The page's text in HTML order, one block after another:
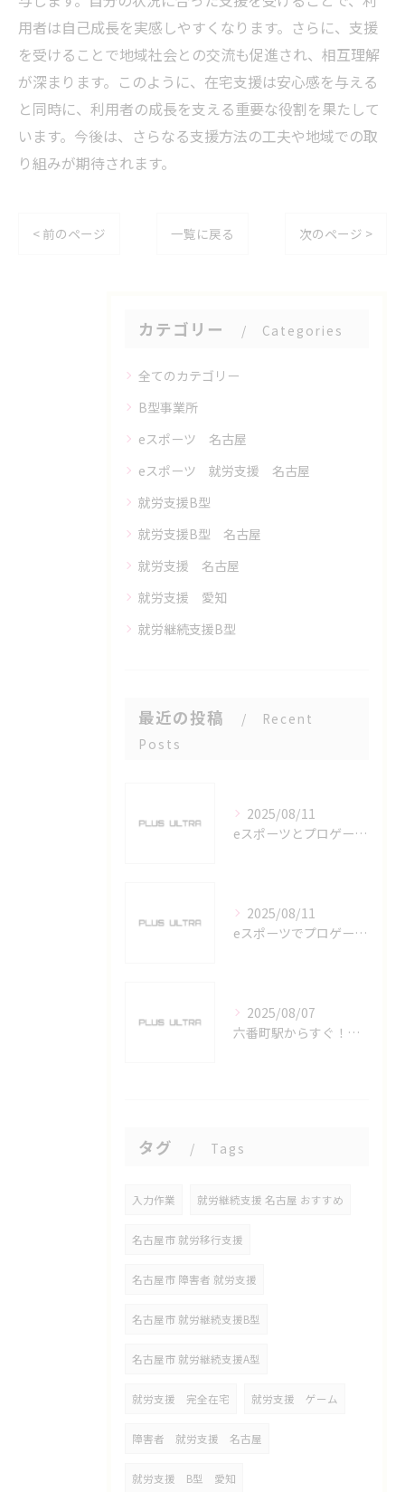
用者は自己成長を実感しやすくなります。さらに、支援
を受けることで地域社会との交流も促進され、相互理解
が深まります。このように、在宅支援は安心感を与える
と同時に、利用者の成長を支える重要な役割を果たして
います。今後は、さらなる支援方法の工夫や地域での取
り組みが期待されます。
< 前のページ 一覧に戻る 次のページ >
カテゴリー Categories
全てのカテゴリー
B型事業所
eスポーツ 名古屋
eスポーツ 就労支援 名古屋
就労支援B型
就労支援B型 名古屋
就労支援 名古屋
就労支援 愛知
就労継続支援B型
最近の投稿
Recent
Posts
2025/08/11
eスポーツとプロゲーマーを六番町駅で目指すための実践ガイド
2025/08/11
eスポーツでプロゲーマーを目指す愛知県名古屋市の最新キャリアガイド
2025/08/07
六番町駅からすぐ！名古屋のeスポーツ施設で快適なプレイ環境を確保
タグ Tags
入力作業 就労継続支援 名古屋 おすすめ
名古屋市 就労移行支援
名古屋市 障害者 就労支援
名古屋市 就労継続支援B型
名古屋市 就労継続支援A型
就労支援 完全在宅 就労支援 ゲーム
障害者 就労支援 名古屋
就労支援 B型 愛知